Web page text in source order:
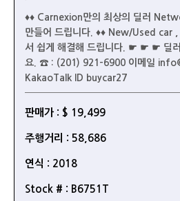
♦♦ Carnexion만의 최상의 딜러
만들어 드립니다. ♦♦ New/Used car ,
서 쉽게 해결해 드립니다. ☛ ☛ ☛ 딜러
요. ☎ : (201) 921-6900 이메일
KakaoTalk ID buycar27
판매가 : $ 19,499
주행거리 : 58,686
연식 : 2018
Stock # : B6751T